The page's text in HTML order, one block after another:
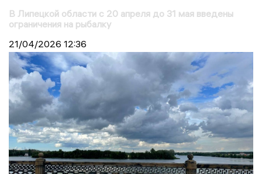
В Липецкой области с 20 апреля до 31 мая введены
ограничения на рыбалку
21/04/2026 12:36